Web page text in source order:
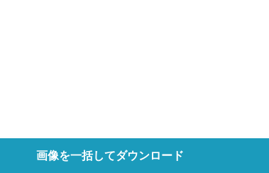
画像を一括してダウンロード